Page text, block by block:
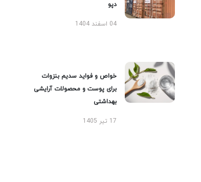
دپو
04 اسفند 1404
خواص و فواید سدیم بنزوات
برای پوست و محصولات آرایشی
بهداشتی
17 تیر 1405